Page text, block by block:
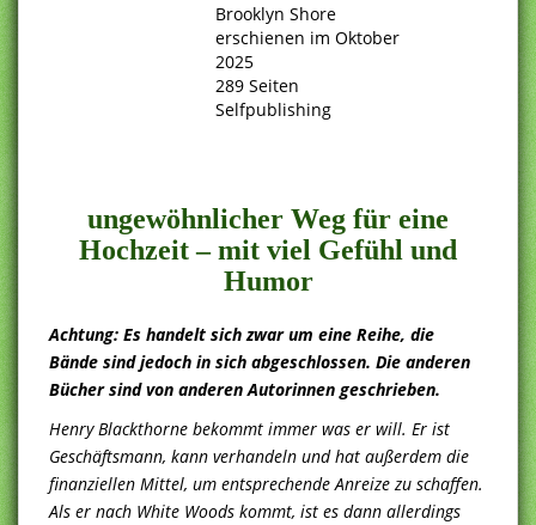
Brooklyn Shore
erschienen im Oktober
2025
289 Seiten
Selfpublishing
ungewöhnlicher Weg für eine
Hochzeit – mit viel Gefühl und
Humor
Achtung: Es handelt sich zwar um eine Reihe, die
Bände sind jedoch in sich abgeschlossen. Die anderen
Bücher sind von anderen Autorinnen geschrieben.
Henry Blackthorne bekommt immer was er will. Er ist
Geschäftsmann, kann verhandeln und hat außerdem die
finanziellen Mittel, um entsprechende Anreize zu schaffen.
Als er nach White Woods kommt, ist es dann allerdings